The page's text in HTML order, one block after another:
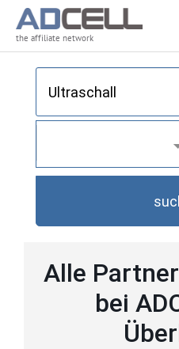
the affiliate network
Alle
bei